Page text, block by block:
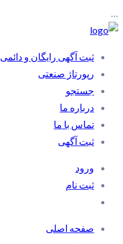
…
ثبت آگهی رایگان و دائمی
رپورتاژ صنعتی
جستجو
درباره ما
تماس با ما
ثبت آگهی
ورود
ثبت نام
صفحه اصلی